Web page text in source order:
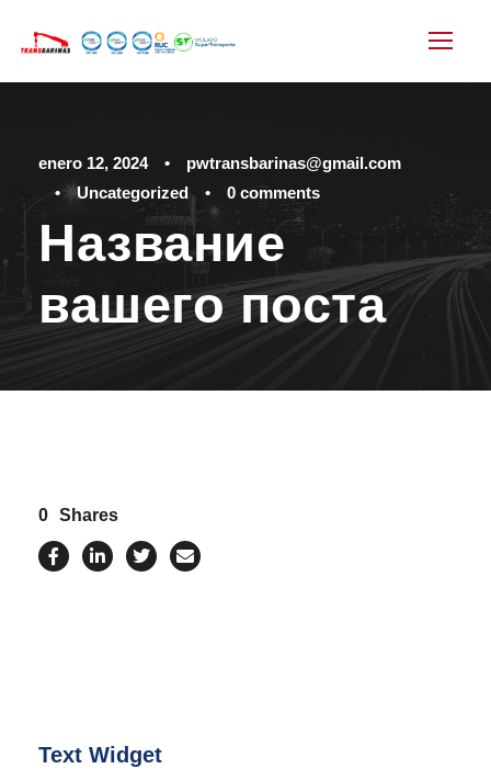
enero 12, 2024 •
pwtransbarinas@gmail.com
•
Uncategorized • 0 comments
Название
вашего поста
0 Shares
Text Widget